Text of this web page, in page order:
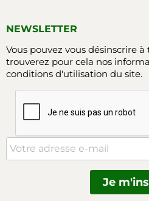
NEWSLETTER
Vous pouvez vous désinscrire
trouverez pour cela nos
conditions d'utilisation du site.